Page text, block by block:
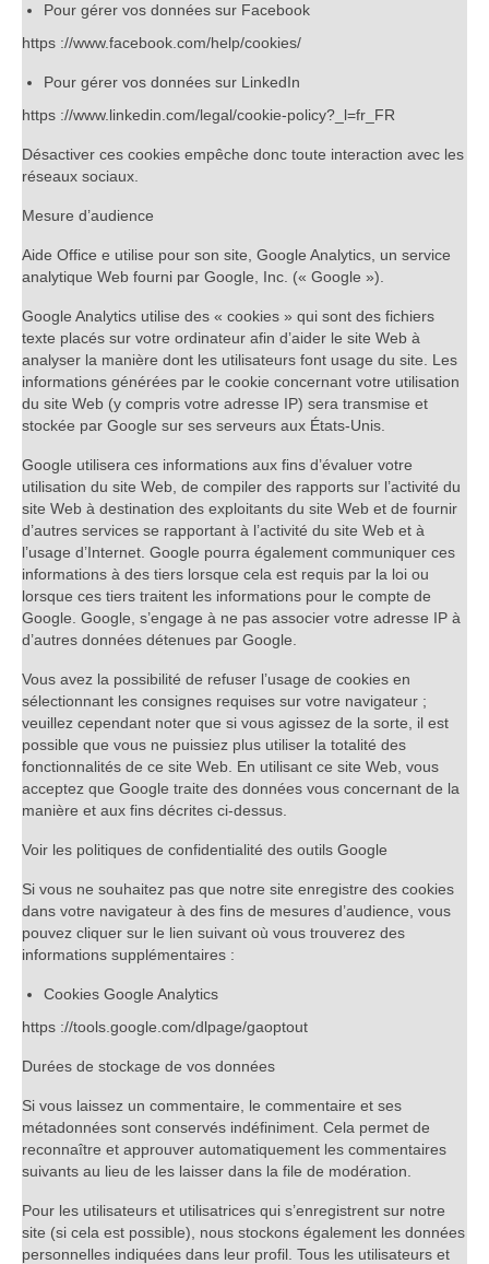
Pour gérer vos données sur Facebook
https ://www.facebook.com/help/cookies/
Pour gérer vos données sur LinkedIn
https ://www.linkedin.com/legal/cookie-policy?_l=fr_FR
Désactiver ces cookies empêche donc toute interaction avec les
réseaux sociaux.
Mesure d’audience
Aide Office e utilise pour son site, Google Analytics, un service
analytique Web fourni par Google, Inc. (« Google »).
Google Analytics utilise des « cookies » qui sont des fichiers
texte placés sur votre ordinateur afin d’aider le site Web à
analyser la manière dont les utilisateurs font usage du site. Les
informations générées par le cookie concernant votre utilisation
du site Web (y compris votre adresse IP) sera transmise et
stockée par Google sur ses serveurs aux États-Unis.
Google utilisera ces informations aux fins d’évaluer votre
utilisation du site Web, de compiler des rapports sur l’activité du
site Web à destination des exploitants du site Web et de fournir
d’autres services se rapportant à l’activité du site Web et à
l’usage d’Internet. Google pourra également communiquer ces
informations à des tiers lorsque cela est requis par la loi ou
lorsque ces tiers traitent les informations pour le compte de
Google. Google, s’engage à ne pas associer votre adresse IP à
d’autres données détenues par Google.
Vous avez la possibilité de refuser l’usage de cookies en
sélectionnant les consignes requises sur votre navigateur ;
veuillez cependant noter que si vous agissez de la sorte, il est
possible que vous ne puissiez plus utiliser la totalité des
fonctionnalités de ce site Web. En utilisant ce site Web, vous
acceptez que Google traite des données vous concernant de la
manière et aux fins décrites ci-dessus.
Voir les politiques de confidentialité des outils Google
Si vous ne souhaitez pas que notre site enregistre des cookies
dans votre navigateur à des fins de mesures d’audience, vous
pouvez cliquer sur le lien suivant où vous trouverez des
informations supplémentaires :
Cookies Google Analytics
https ://tools.google.com/dlpage/gaoptout
Durées de stockage de vos données
Si vous laissez un commentaire, le commentaire et ses
métadonnées sont conservés indéfiniment. Cela permet de
reconnaître et approuver automatiquement les commentaires
suivants au lieu de les laisser dans la file de modération.
Pour les utilisateurs et utilisatrices qui s’enregistrent sur notre
site (si cela est possible), nous stockons également les données
personnelles indiquées dans leur profil. Tous les utilisateurs et